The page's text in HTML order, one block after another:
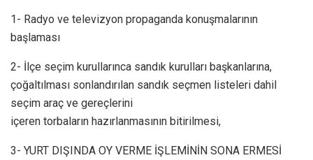
1- Radyo ve televizyon propaganda konuşmalarının
başlaması
2- İlçe seçim kurullarınca sandık kurulları başkanlarına,
çoğaltılması sonlandırılan sandık seçmen listeleri dahil
seçim araç ve gereçlerini
içeren torbaların hazırlanmasının bitirilmesi,
3- YURT DIŞINDA OY VERME İŞLEMİNİN SONA ERMESİ